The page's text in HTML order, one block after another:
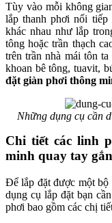
Tùy vào mỗi không
lắp thanh phơi nối
khác nhau như lắp
tông hoặc trần thạch
trên trần nhà mái tôn
khoan bê tông, tuavit,
đặt giàn phơi thông
Những dụng cụ cần
Chi tiết các linh
minh quay tay
Để lắp đặt được một bộ
dụng cụ lắp đặt bạn
phơi bao gồm các chị